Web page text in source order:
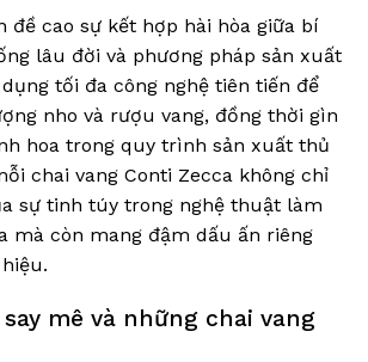
đề cao sự kết hợp hài hòa giữa bí
lâu đời và phương pháp sản xuất
tối đa công nghệ tiên tiến để
nho và rượu vang, đồng thời gìn
hoa trong quy trình sản xuất thủ
chai vang Conti Zecca không chỉ
sự tinh túy trong nghệ thuật làm
mà còn mang đậm dấu ấn riêng
mê và những chai vang